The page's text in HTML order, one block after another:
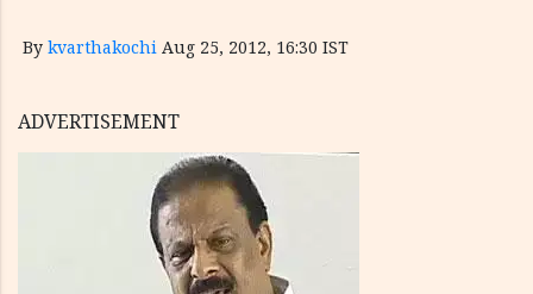
By kvarthakochi Aug 25, 2012, 16:30 IST
ADVERTISEMENT